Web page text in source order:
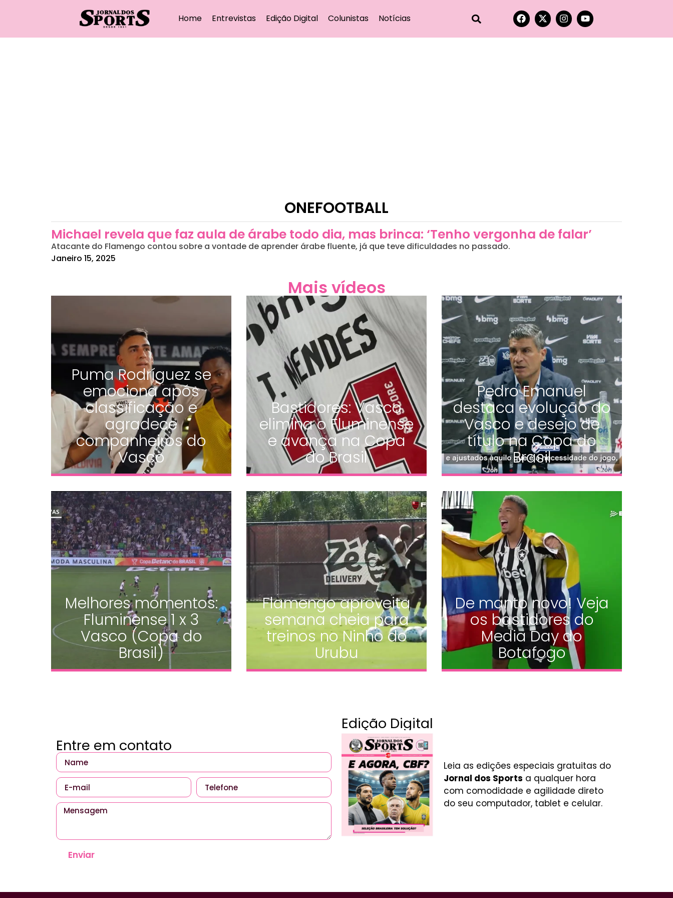
Home Entrevistas Edição Digital Colunistas Notícias
ONEFOOTBALL
Michael revela que faz aula de árabe todo dia, mas brinca: ‘Tenho vergonha de falar’
Atacante do Flamengo contou sobre a vontade de aprender árabe fluente, já que teve dificuldades no passado.
Janeiro 15, 2025
Mais vídeos
Puma Rodríguez se
emociona após
classificação e
agradece
companheiros do
Vasco
Bastidores: Vasco
elimina o Fluminense
e avança na Copa
do Brasil
Pedro Emanuel
destaca evolução do
Vasco e desejo de
título na Copa do
Brasil
Melhores momentos:
Fluminense 1 x 3
Vasco (Copa do
Brasil)
Flamengo aproveita
semana cheia para
treinos no Ninho do
Urubu
De manto novo! Veja
os bastidores do
Media Day do
Botafogo
Entre em contato
Enviar
Edição Digital
Leia as edições especiais gratuitas do
Jornal dos Sports a qualquer hora
com comodidade e agilidade direto
do seu computador, tablet e celular.